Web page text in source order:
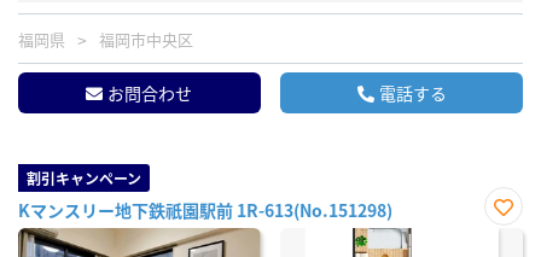
福岡県 福岡市中央区
お問合わせ 電話する
割引キャンペーン
Kマンスリー地下鉄祇園駅前 1R-613(No.151298)
お気